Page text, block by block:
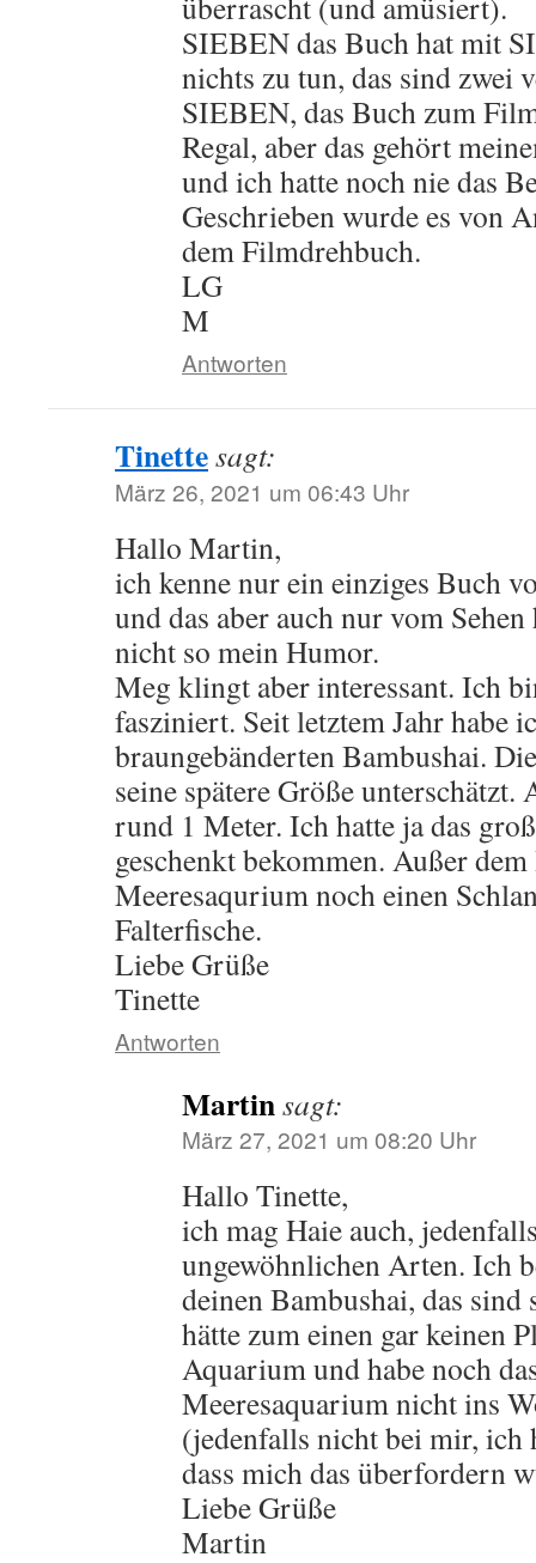
SIEBEN das Buch hat mit
nichts zu tun, das sind zwei
SIEBEN, das Buch zum
Regal, aber das gehört
und ich hatte noch nie das
Geschrieben wurde es von
dem Filmdrehbuch.
LG
M
Antworten
Tinettesagt:
März 26, 2021 um 06:43 Uhr
Hallo Martin,
ich kenne nur ein einziges Buch
und das aber auch nur vom
nicht so mein Humor.
Meg klingt aber interessant. Ich
fasziniert. Seit letztem Jahr habe
braungebänderten Bambushai.
seine spätere Größe unterschätzt.
rund 1 Meter. Ich hatte ja das
geschenkt bekommen. Außer
Meeresaqurium noch einen
Falterfische.
Liebe Grüße
Tinette
Antworten
Martinsagt:
März 27, 2021 um 08:20 Uhr
Hallo Tinette,
ich mag Haie auch,
ungewöhnlichen Arten. Ich
deinen Bambushai, das
hätte zum einen gar keinen
Aquarium und habe noch
Meeresaquarium nicht ins
(jedenfalls nicht bei mir, ich
dass mich das überfordern
Liebe Grüße
Martin